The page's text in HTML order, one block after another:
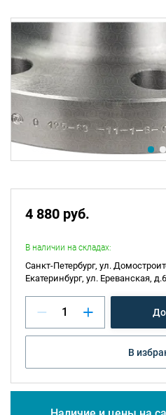
4 880 руб.
В наличии на складах:
Санкт-Петербург, ул.
Екатеринбург, ул. Ереванская, д.6
В